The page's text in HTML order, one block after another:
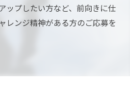
ップしたい方など、前向きに仕
レンジ精神がある方のご応募を